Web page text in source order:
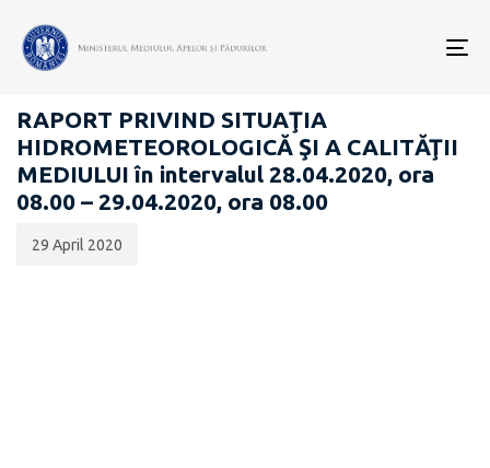
RAPOARTE ZILNICE STAREA MEDIULUI
RAPORT PRIVIND SITUAŢIA
HIDROMETEOROLOGICĂ ŞI A CALITĂŢII
MEDIULUI în intervalul 28.04.2020, ora
08.00 – 29.04.2020, ora 08.00
publicării:
29 April 2020